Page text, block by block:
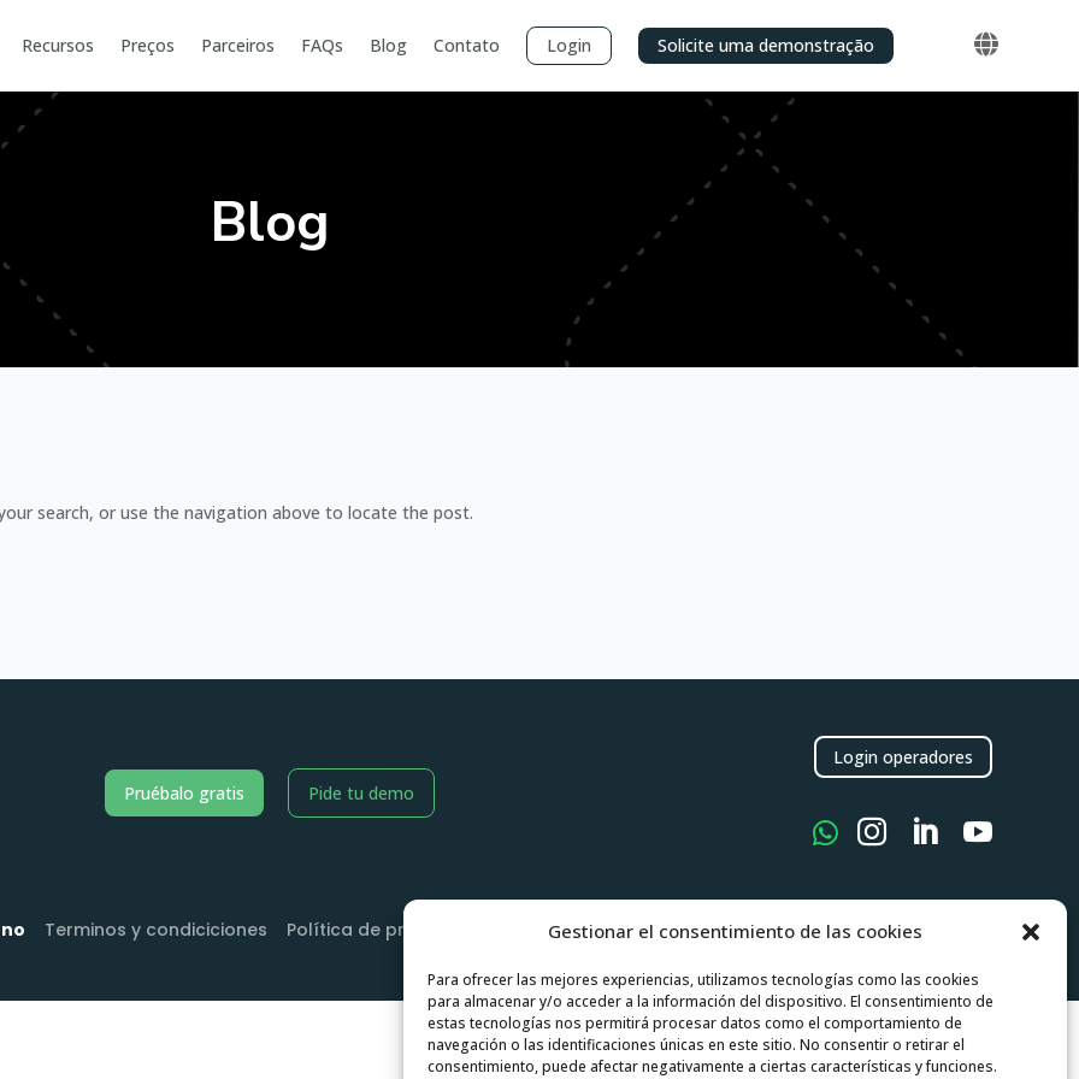
Gestionar el consentimiento de las cookies
Para ofrecer las mejores experiencias, utilizamos tecnologías como las cookies
para almacenar y/o acceder a la información del dispositivo. El consentimiento de
estas tecnologías nos permitirá procesar datos como el comportamiento de
navegación o las identificaciones únicas en este sitio. No consentir o retirar el
consentimiento, puede afectar negativamente a ciertas características y funciones.
Recursos Preços Parceiros FAQs Blog Contato Login Solicite uma demonstração
Blog
search, or use the navigation above to locate the post.
Pruébalo gratis Pide tu demo
Login operadores
  
Terminos y condiciciones Política de privacidad Política de Cookies